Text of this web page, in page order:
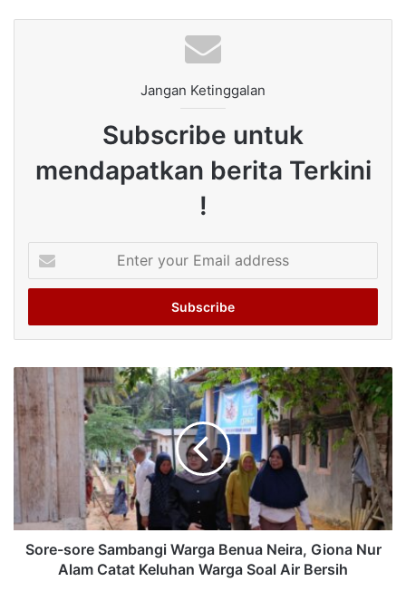
Jangan Ketinggalan
Subscribe untuk
mendapatkan berita Terkini
!
your
Email
Sore-sore Sambangi Warga Benua Neira, Giona Nur
Alam Catat Keluhan Warga Soal Air Bersih